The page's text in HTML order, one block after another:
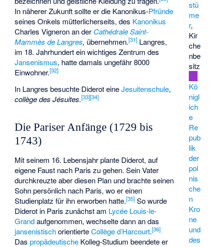
stü
me
r,
Kir
che
nbe
sitz
Kö
nigl
ich
e
Re
pub
lik
der
pol
nis
che
n
Kro
ne
und
des
In näherer Zukunft sollte er die Kanonikus-Pfründe
seines Onkels mütterlicherseits, des Kanonikus
Charles Vigneron an der Cathédrale Saint-
Mammès de Langres, übernehmen.[31] Langres,
im 18. Jahrhundert ein wichtiges Zentrum des
Jansenismus, hatte damals ungefähr 8000
Einwohner.[32]
In Langres besuchte Diderot eineJesuitenschule,
collège des Jésuites.[33][34]
Die Pariser Anfänge (1729 bis
1743)
Mit seinem 16. Lebensjahr plante Diderot, auf
eigene Faust nach Paris zu gehen. Sein Vater
durchkreuzte aber diesen Plan und brachte seinen
Sohn persönlich nach Paris, wo er einen
Studienplatz für ihn erworben hatte.[35] So wurde
Diderot in Paris zunächst am Lycée Louis-le-
Grandaufgenommen, wechselte dann an das
jansenistischorientierteCollège d’Harcourt.[36]
Daspropädeutische Kolleg-Studium beendete er